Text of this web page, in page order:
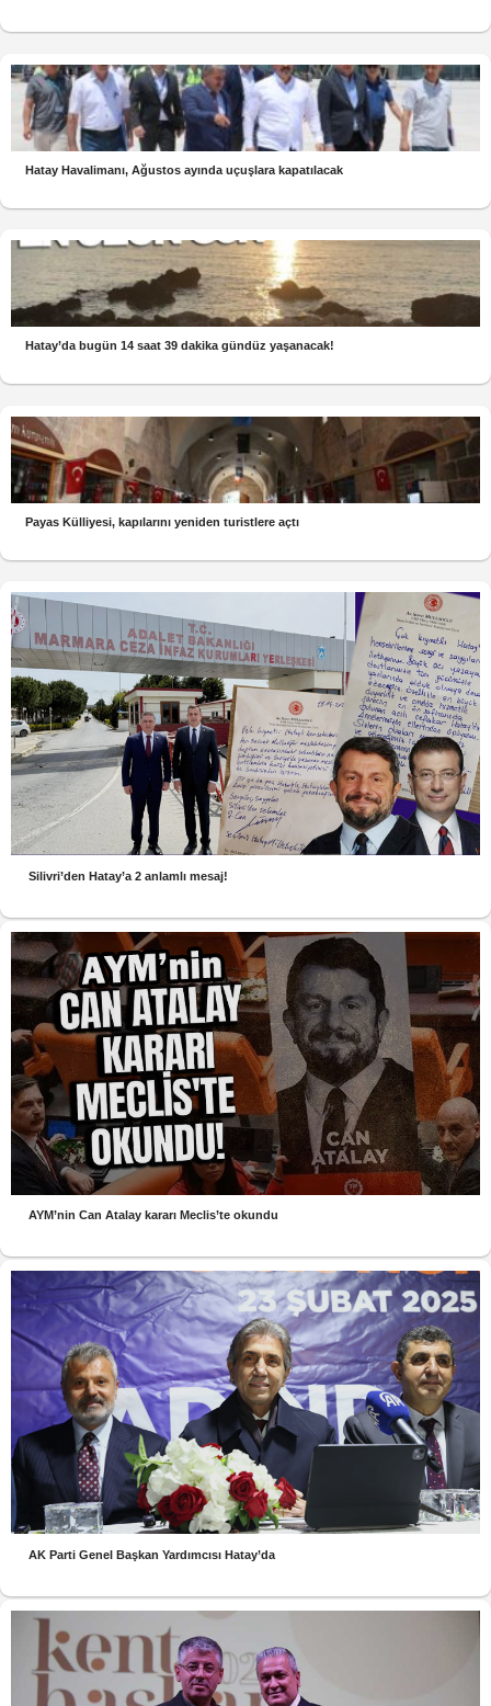
Hatay Havalimanı, Ağustos ayında uçuşlara kapatılacak
Hatay’da bugün 14 saat 39 dakika gündüz yaşanacak!
Payas Külliyesi, kapılarını yeniden turistlere açtı
Silivri’den Hatay’a 2 anlamlı mesaj!
AYM’nin Can Atalay kararı Meclis’te okundu
AK Parti Genel Başkan Yardımcısı Hatay’da